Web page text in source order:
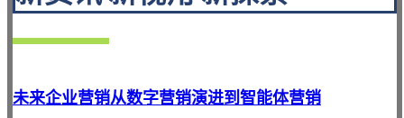
未来企业营销从数字营销演进到智能体营销